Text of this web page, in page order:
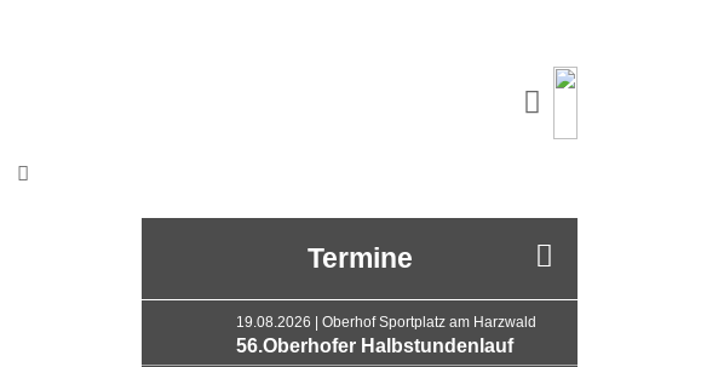
Termine
19.08.2026 | Oberhof Sportplatz am Harzwald
56.Oberhofer Halbstundenlauf